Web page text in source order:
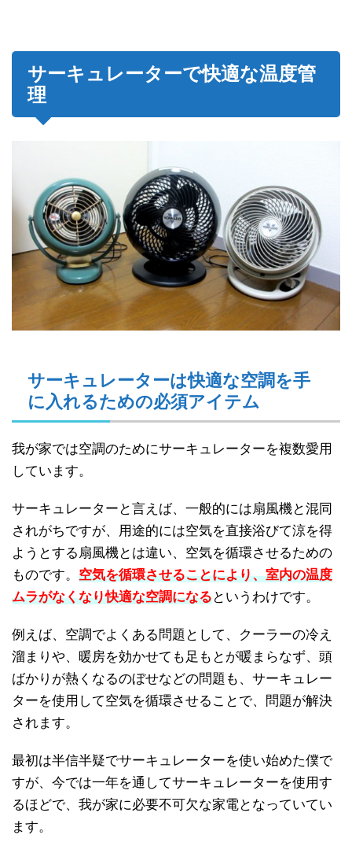
サーキュレーターで快適な温度管
理
サーキュレーターは快適な空調を手
に入れるための必須アイテム
我が家では空調のためにサーキュレーターを複数愛用
しています。
サーキュレーターと言えば、一般的には扇風機と混同
されがちですが、用途的には空気を直接浴びて涼を得
ようとする扇風機とは違い、空気を循環させるための
ものです。 空気を循環させることにより、室内の温度
ムラがなくなり快適な空調になるというわけです。
例えば、空調でよくある問題として、クーラーの冷え
溜まりや、暖房を効かせても足もとが暖まらなず、頭
ばかりが熱くなるのぼせなどの問題も、サーキュレー
ターを使用して空気を循環させることで、問題が解決
されます。
最初は半信半疑でサーキュレーターを使い始めた僕で
すが、今では一年を通してサーキュレーターを使用す
るほどで、我が家に必要不可欠な家電となっていてい
ます。